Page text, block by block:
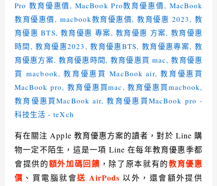
有在關注 Apple 教育優惠方案的讀者，對於 Line 購
物一定不陌生，這是一項 Line在每年教育優惠季都
會提供的額外加碼回饋 ，除了原本就有的教育優惠
價 、買電腦就會送 AirPods以外，還會額外提供